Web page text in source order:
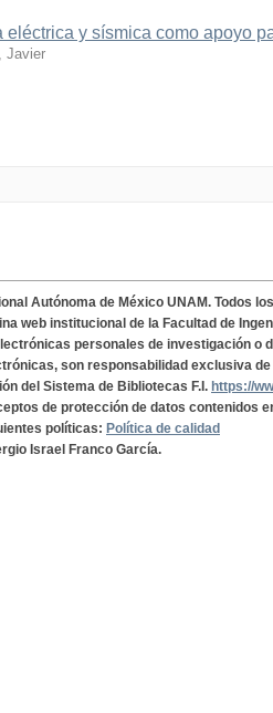
eléctrica y sísmica como apoyo
Javier
Autónoma de México UNAM. Todos
web institucional de la Facultad de
personales de investigación o
son responsabilidad exclusiva
del Sistema de Bibliotecas F.I. https://
de protección de datos contenidos
políticas: Política de calidad
Israel Franco García.